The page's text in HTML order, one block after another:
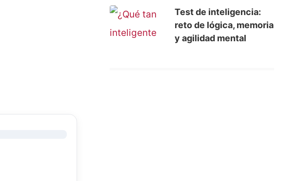
Test de inteligencia:
reto de lógica, memoria
y agilidad mental